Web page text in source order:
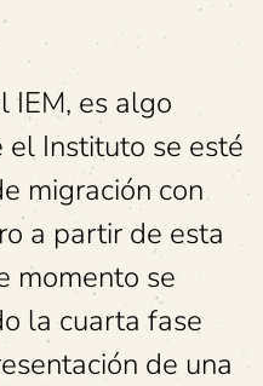
IEM, es algo
el Instituto se esté
migración con
a partir de esta
momento se
la cuarta fase
de una